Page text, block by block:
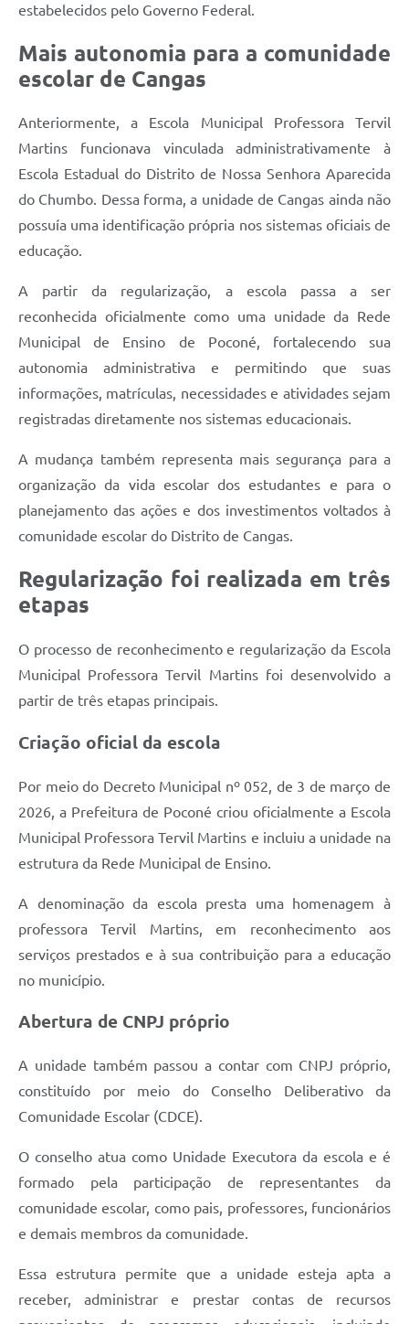
estabelecidos pelo Governo Federal.
Mais autonomia para a comunidade
escolar de Cangas
Anteriormente, a Escola Municipal Professora Tervil
Martins funcionava vinculada administrativamente à
Escola Estadual do Distrito de Nossa Senhora Aparecida
do Chumbo. Dessa forma, a unidade de Cangas ainda não
possuía uma identificação própria nos sistemas oficiais de
educação.
A partir da regularização, a escola passa a ser
reconhecida oficialmente como uma unidade da Rede
Municipal de Ensino de Poconé, fortalecendo sua
autonomia administrativa e permitindo que suas
informações, matrículas, necessidades e atividades sejam
registradas diretamente nos sistemas educacionais.
A mudança também representa mais segurança para a
organização da vida escolar dos estudantes e para o
planejamento das ações e dos investimentos voltados à
comunidade escolar do Distrito de Cangas.
Regularização foi realizada em três
etapas
O processo de reconhecimento e regularização da Escola
Municipal Professora Tervil Martins foi desenvolvido a
partir de três etapas principais.
Criação oficial da escola
Por meio do Decreto Municipal nº 052, de 3 de março de
2026, a Prefeitura de Poconé criou oficialmente a Escola
Municipal Professora Tervil Martins e incluiu a unidade na
estrutura da Rede Municipal de Ensino.
A denominação da escola presta uma homenagem à
professora Tervil Martins, em reconhecimento aos
serviços prestados e à sua contribuição para a educação
no município.
Abertura de CNPJ próprio
A unidade também passou a contar com CNPJ próprio,
constituído por meio do Conselho Deliberativo da
Comunidade Escolar (CDCE).
O conselho atua como Unidade Executora da escola e é
formado pela participação de representantes da
comunidade escolar, como pais, professores, funcionários
e demais membros da comunidade.
Essa estrutura permite que a unidade esteja apta a
receber, administrar e prestar contas de recursos